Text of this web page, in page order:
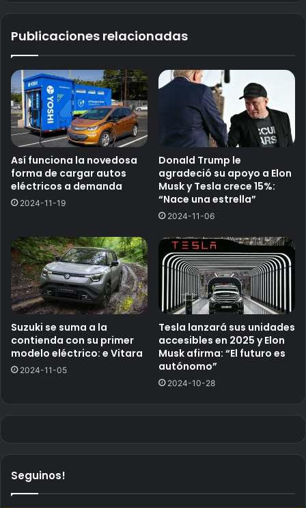
Publicaciones relacionadas
Así funciona la novedosa
forma de cargar autos
eléctricos a demanda
2024-11-19
Donald Trump le
agradeció su apoyo a Elon
Musk y Tesla crece 15%:
“Nace una estrella”
2024-11-06
Suzuki se suma a la
contienda con su primer
modelo eléctrico: e Vitara
2024-11-05
Tesla lanzará sus unidades
accesibles en 2025 y Elon
Musk afirma: “El futuro es
autónomo”
2024-10-28
Seguinos!